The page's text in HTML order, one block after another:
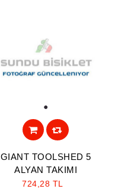
GIANT TOOLSHED 5
ALYAN TAKIMI
724,28 TL